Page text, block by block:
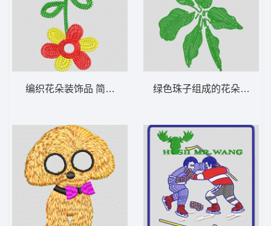
编织花朵装饰品 简单的花 绿色珠子组成的花朵图案